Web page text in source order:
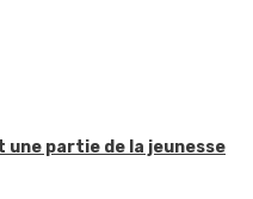
une partie de la jeunesse